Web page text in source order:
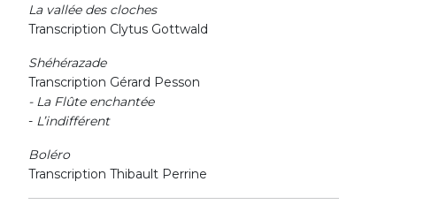
La vallée des cloches
Transcription Clytus Gottwald
Shéhérazade
Transcription Gérard Pesson
- La Flûte enchantée
- L’indifférent
Boléro
Transcription Thibault Perrine